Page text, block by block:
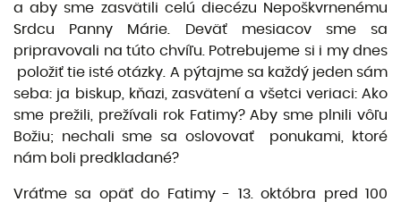
a aby sme zasvätili celú diecézu Nepoškvrnenému
Srdcu Panny Márie. Deväť mesiacov sme sa
pripravovali na túto chvíľu. Potrebujeme si i my dnes
položiť tie isté otázky. A pýtajme sa každý jeden sám
seba: ja biskup, kňazi, zasvätení a všetci veriaci: Ako
sme prežili, prežívali rok Fatimy? Aby sme plnili vôľu
Božiu; nechali sme sa oslovovať ponukami, ktoré
nám boli predkladané?
Vráťme sa opäť do Fatimy - 13. októbra pred 100